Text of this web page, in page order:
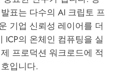
표는 다수의 AI 크립토 프
기업 신뢰성 레이어를 더
ICP의 온체인 컴퓨팅을 실
프로덕션 워크로드에 적
입니다.